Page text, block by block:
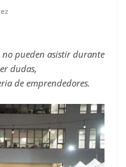
pueden asistir durante
dudas,
de emprendedores.